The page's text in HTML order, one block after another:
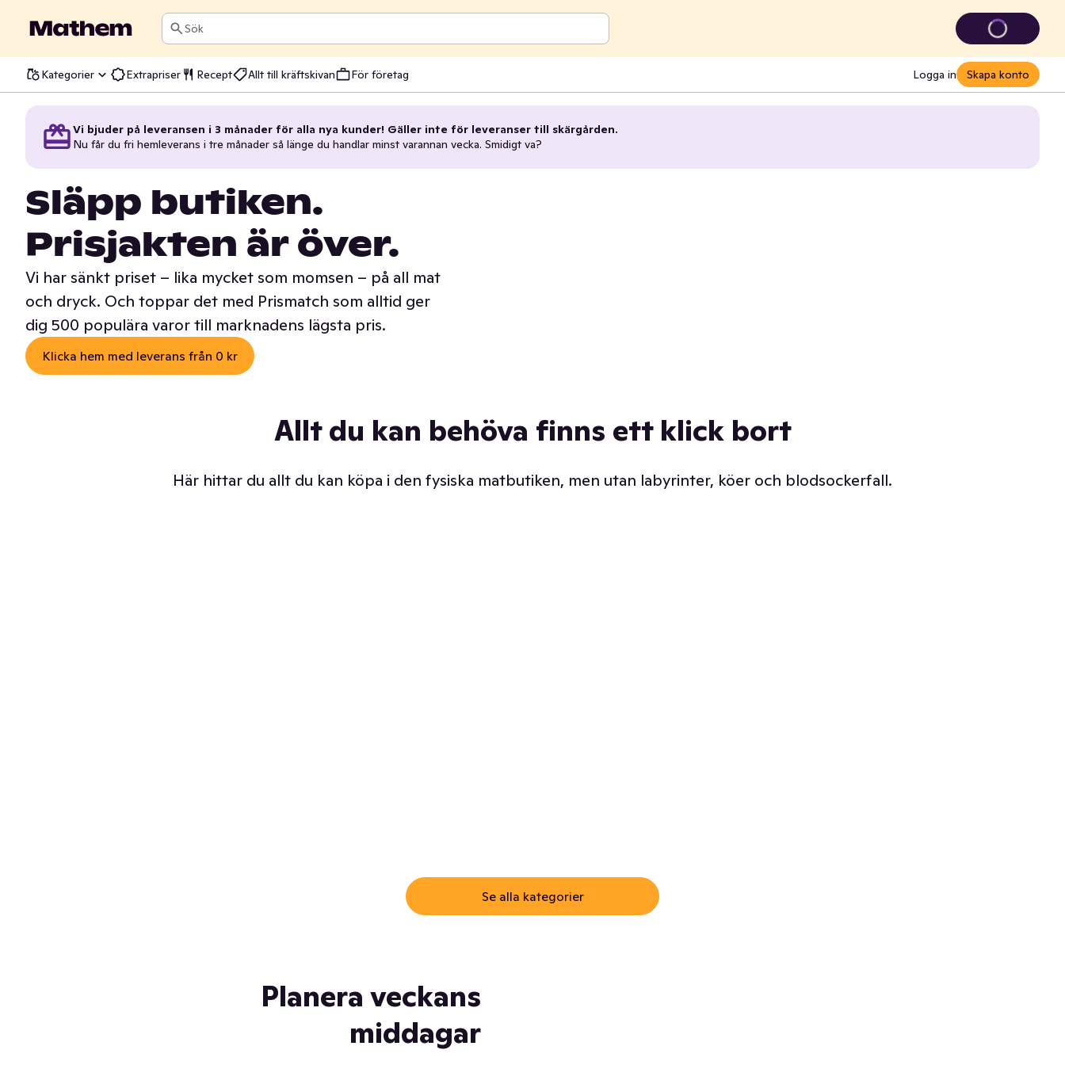
Sök
Kategorier Extrapriser Recept Allt till kräftskivan För företag Logga in Skapa konto
Vi bjuder på leveransen i 3 månader för alla nya kunder! Gäller inte för leveranser till skärgården.
Nu får du fri hemleverans i tre månader så länge du handlar minst varannan vecka. Smidigt va?
Släpp butiken.
Prisjakten är över.
Vi har sänkt priset – lika mycket som momsen – på all mat
och dryck. Och toppar det med Prismatch som alltid ger
dig 500 populära varor till marknadens lägsta pris.
Klicka hem med leverans från 0 kr
Allt du kan behöva finns ett klick bort
Här hittar du allt du kan köpa i den fysiska matbutiken, men utan labyrinter, köer och blodsockerfall.
Se alla kategorier
Planera veckans
middagar